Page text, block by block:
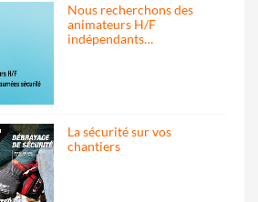
Nous recherchons des
animateurs H/F
indépendants…
La sécurité sur vos
chantiers